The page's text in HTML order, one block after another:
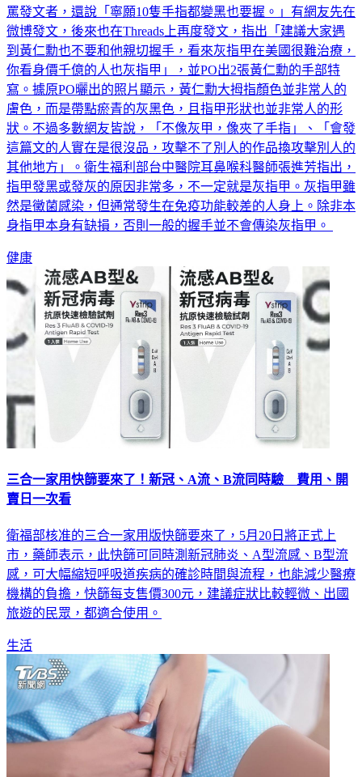
手」，貼文曝光後吸引超過115.8萬人觀看。大多數網友反而
罵發文者，還說「寧願10隻手指都變黑也要握。」有網友先在
微博發文，後來也在Threads上再度發文，指出「建議大家遇
到黃仁勳也不要和他親切握手，看來灰指甲在美國很難治療，
你看身價千億的人也灰指甲」，並PO出2張黃仁勳的手部特
寫。據原PO曬出的照片顯示，黃仁勳大拇指顏色並非常人的
膚色，而是帶點瘀青的灰黑色，且指甲形狀也並非常人的形
狀。不過多數網友皆說，「不像灰甲，像夾了手指」、「會發
這篇文的人實在是很沒品，攻擊不了別人的作品換攻擊別人的
其他地方」。衛生福利部台中醫院耳鼻喉科醫師張進芳指出，
指甲發黑或發灰的原因非常多，不一定就是灰指甲。灰指甲雖
然是黴菌感染，但通常發生在免疫功能較差的人身上。除非本
健康
三合一家用快篩要來了！新冠、A流、B流同時驗 費用、開
衛福部核准的三合一家用版快篩要來了，5月20日將正式上
市，藥師表示，此快篩可同時測新冠肺炎、A型流感、B型流
感，可大幅縮短呼吸道疾病的確診時間與流程，也能減少醫療
機構的負擔，快篩每支售價300元，建議症狀比較輕微、出國
生活